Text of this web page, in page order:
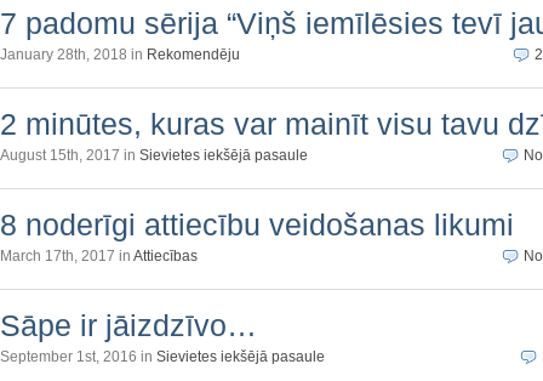
7 padomu sērija “Viņš iemīlēsies tevī
January 28th, 2018 in Rekomendēju
2 minūtes, kuras var mainīt visu tavu
August 15th, 2017 in Sievietes iekšējā pasaule
8 noderīgi attiecību veidošanas likumi
March 17th, 2017 in Attiecības
Sāpe ir jāizdzīvo…
September 1st, 2016 in Sievietes iekšējā pasaule